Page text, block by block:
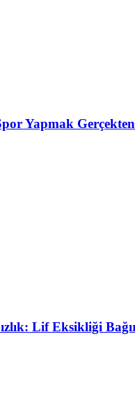
Yapmak Gerçekten
Lif Eksikliği